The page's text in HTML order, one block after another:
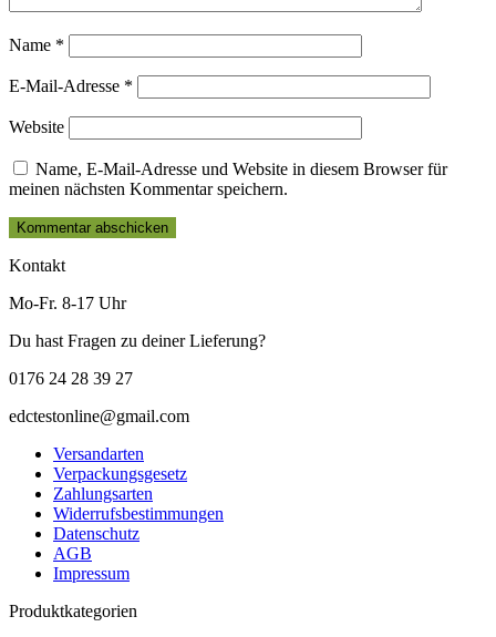
Name *
E-Mail-Adresse *
Website
Name, E-Mail-Adresse und Website in diesem Browser für
meinen nächsten Kommentar speichern.
Kontakt
Mo-Fr. 8-17 Uhr
Du hast Fragen zu deiner Lieferung?
0176 24 28 39 27
edctestonline@gmail.com
Versandarten
Verpackungsgesetz
Zahlungsarten
Widerrufsbestimmungen
Datenschutz
AGB
Impressum
Produktkategorien